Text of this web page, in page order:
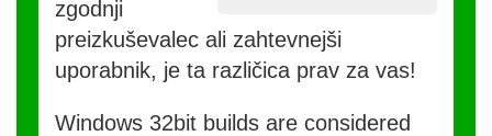
zgodnji
preizkuševalec ali zahtevnejši
uporabnik, je ta različica prav za vas!
Windows 32bit builds are considered